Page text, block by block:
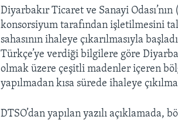
Diyarbakır Ticaret ve Sanayi
konsorsiyum tarafından işletilmesini
sahasının ihaleye çıkarılmasıyla
Türkçe’ye verdiği bilgilere göre
olmak üzere çeşitli madenler içeren
yapılmadan kısa sürede ihaleye
DTSO’dan yapılan yazılı